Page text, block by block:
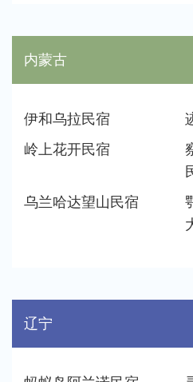
内蒙古
伊和乌拉民宿
岭上花开民宿
乌兰哈达望山民宿
辽宁